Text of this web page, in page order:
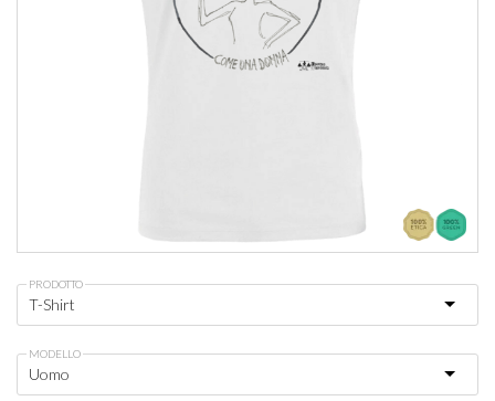
PRODOTTO
MODELLO